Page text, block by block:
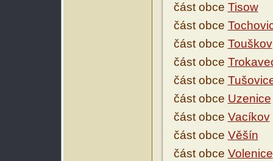
část obce Tisow
část obce
část obce Touškov
část obce
část obce
část obce Uzenice
část obce Vacíkov
část obce Věšín
část obce Volenice